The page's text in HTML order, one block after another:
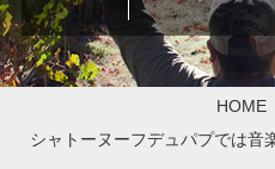
HOME
シャトーヌーフデュパプでは音